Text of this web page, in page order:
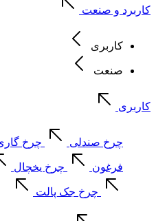
کاربرد و صنعت
کاربری
صنعت
کاربری
چرخ صندلی چرخ
فرغون چرخ یخچال
چرخ جک پالت